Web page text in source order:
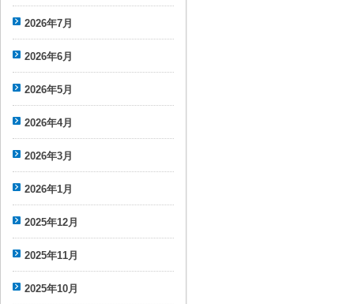
2026年7月
2026年6月
2026年5月
2026年4月
2026年3月
2026年1月
2025年12月
2025年11月
2025年10月